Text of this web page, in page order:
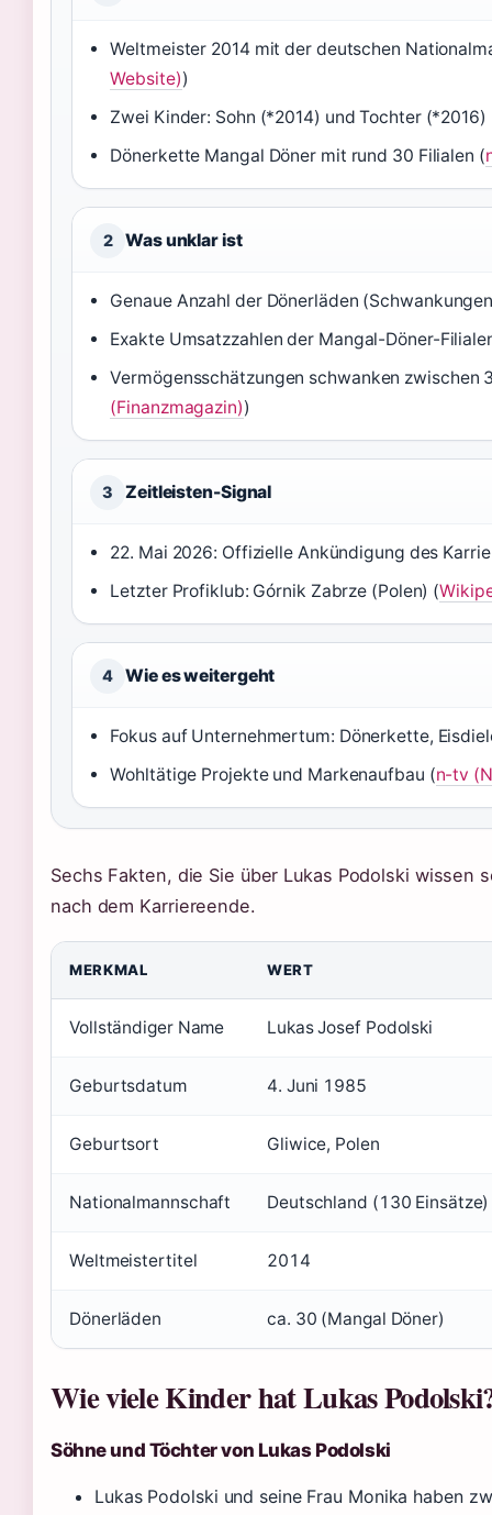
Weltmeister 2014 mit der deutschen
Website))
Zwei Kinder: Sohn (*2014) und Tochter (*2016)
Dönerkette Mangal Döner mit rund 30 Filialen (
2 Was unklar ist
Genaue Anzahl der Dönerläden
Exakte Umsatzzahlen der Mangal-Döner-
Vermögensschätzungen schwanken zwischen
(Finanzmagazin))
3 Zeitleisten-Signal
22. Mai 2026: Offizielle Ankündigung des
Letzter Profiklub: Górnik Zabrze (Polen) (
4 Wie es weitergeht
Fokus auf Unternehmertum: Dönerkette,
Wohltätige Projekte und Markenaufbau (n-tv
Sechs Fakten, die Sie über Lukas Podolski wissen
nach dem Karriereende.
MERKMAL WERT
Vollständiger Name Lukas Josef Podolski
Geburtsdatum 4. Juni 1985
Geburtsort Gliwice, Polen
Nationalmannschaft Deutschland (130 Einsätze)
Weltmeistertitel 2014
Dönerläden ca. 30 (Mangal Döner)
Wie viele Kinder hat Lukas
Söhne und Töchter von Lukas Podolski
Lukas Podolski und seine Frau Monika haben